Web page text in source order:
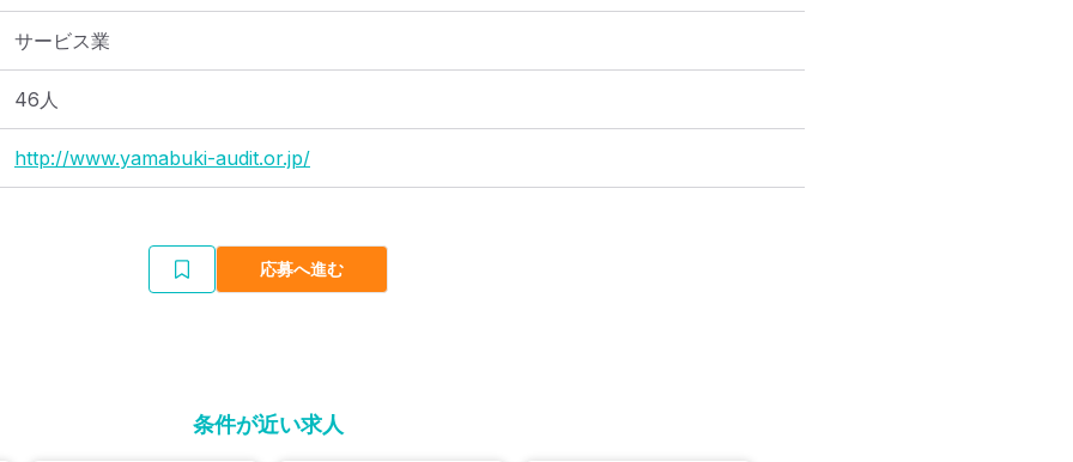
サービス業
46人
http://www.yamabuki-audit.or.jp/
応募へ進む
条件が近い求人